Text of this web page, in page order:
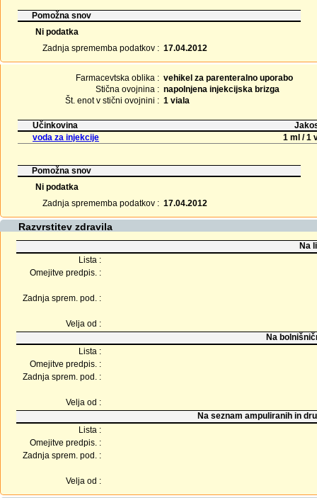
Pomožna snov
Ni podatka
Zadnja sprememba podatkov : 17.04.2012
Farmacevtska oblika : vehikel za parenteralno uporabo
Stična ovojnina : napolnjena injekcijska brizga
Št. enot v stični ovojnini : 1 viala
Učinkovina
voda za injekcije
1 ml / 1
Pomožna snov
Ni podatka
Zadnja sprememba podatkov : 17.04.2012
Razvrstitev zdravila
Na
Lista :
Omejitve predpis. :
Zadnja sprem. pod. :
Velja od :
Na
Lista :
Omejitve predpis. :
Zadnja sprem. pod. :
Velja od :
Na seznam ampuliranih in
Lista :
Omejitve predpis. :
Zadnja sprem. pod. :
Velja od :